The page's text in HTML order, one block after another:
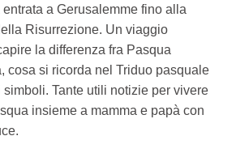
a Gerusalemme fino alla
Risurrezione. Un viaggio
la differenza fra Pasqua
cosa si ricorda nel Triduo pasquale
Tante utili notizie per vivere
insieme a mamma e papà con